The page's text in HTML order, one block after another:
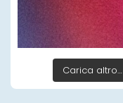
Carica altro…